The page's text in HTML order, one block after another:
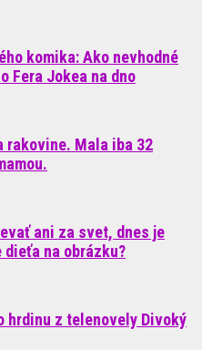
komika: Ako nevhodné
Fera Jokea na dno
rakovine. Mala iba 32
ani za svet, dnes je
na obrázku?
hrdinu z telenovely Divoký